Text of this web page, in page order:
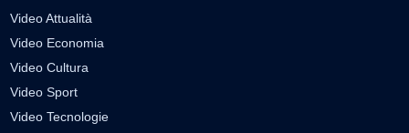
Video Attualità
Video Economia
Video Cultura
Video Sport
Video Tecnologie